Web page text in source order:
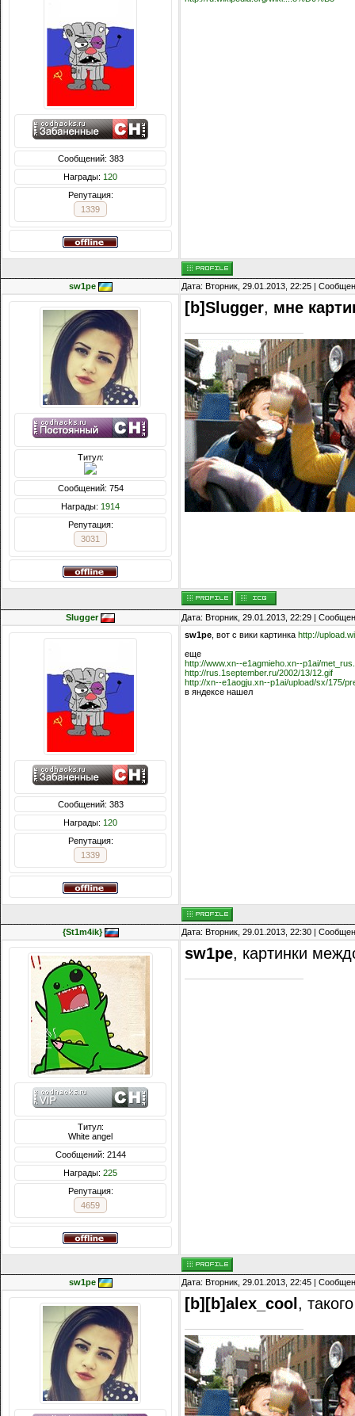
Сообщений: 383
Награды: 120
Репутация:
1339
sw1pe Дата: Вторник, 29.01.2013, 22:25 |
Титул:
Сообщений: 754
Награды: 1914
Репутация:
3031
[b]Slugger, мне
Slugger Дата: Вторник, 29.01.2013, 22:29 |
Сообщений: 383
Награды: 120
Репутация:
1339
sw1pe , вот с вики картинка http://
еще
http://www.xn--e1agmieho.xn--p1ai/
http://rus.1september.ru/2002/13/12.gif
http://xn--e1aogju.xn--p1ai/upload/sx/175/
в яндексе нашел
{St1m4ik} Дата: Вторник, 29.01.2013, 22:30 |
Титул:
White angel
Сообщений: 2144
Награды: 225
Репутация:
4659
sw1pe, картинки
sw1pe Дата: Вторник, 29.01.2013, 22:45 |
[b][b]alex_cool ,